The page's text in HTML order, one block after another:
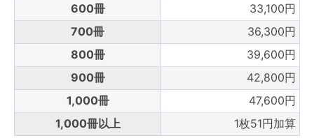
600冊
33,100円
700冊
36,300円
800冊
39,600円
900冊
42,800円
1,000冊
47,600円
1,000冊以上
1枚51円加算